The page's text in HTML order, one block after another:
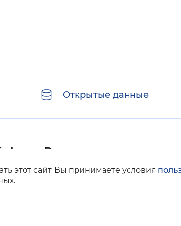
этот сайт, Вы принимаете условия
.
Открытые данные